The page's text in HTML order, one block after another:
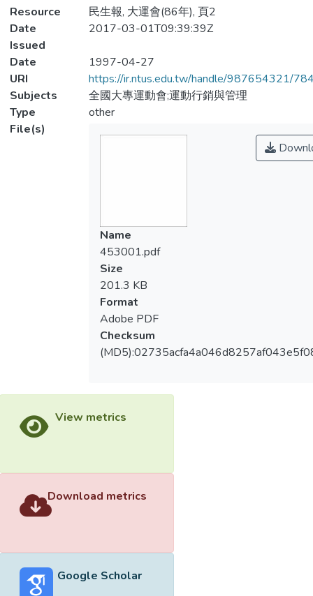
Resource
民生報, 大運會(86年), 頁2
Date
Issued
2017-03-01T09:39:39Z
Date
1997-04-27
URI
https://ir.ntus.edu.tw/handle/987654321/
Subjects
全國大專運動會;運動行銷與管理
Type
other
File(s)
Name
453001.pdf
Size
201.3 KB
Format
Adobe PDF
Checksum
View metrics
Download metrics
Google Scholar